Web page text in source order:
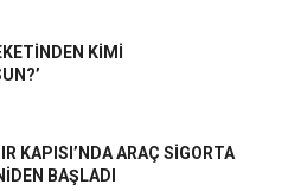
KİMİ
KAPISI’NDA ARAÇ SİGORTA
BAŞLADI